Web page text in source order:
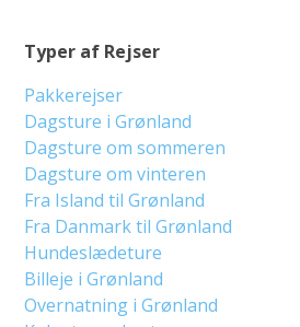
Typer af Rejser
Pakkerejser
Dagsture i Grønland
Dagsture om sommeren
Dagsture om vinteren
Fra Island til Grønland
Fra Danmark til Grønland
Hundeslædeture
Billeje i Grønland
Overnatning i Grønland